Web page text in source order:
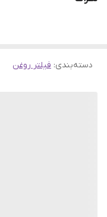
و ناخالصی‌های موجود در
در فروشگاه سهند
دسته‌بندی: فیلتر روغن